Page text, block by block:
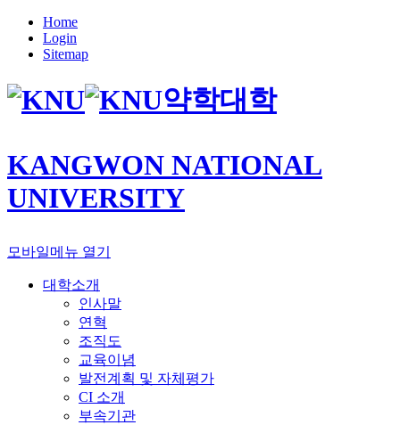
Home
Login
Sitemap
약학대학
KANGWON NATIONAL
UNIVERSITY
모바일메뉴 열기
대학소개
인사말
연혁
조직도
교육이념
발전계획 및 자체평가
CI 소개
부속기관